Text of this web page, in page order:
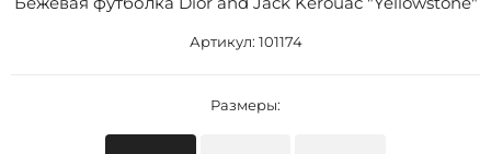
Артикул: 101174
Размеры: